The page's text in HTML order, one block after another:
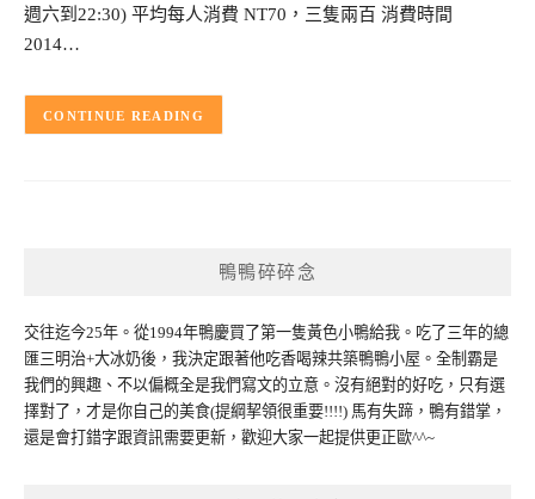
週六到22:30) 平均每人消費 NT70，三隻兩百 消費時間
2014…
CONTINUE READING
鴨鴨碎碎念
交往迄今25年。從1994年鴨慶買了第一隻黃色小鴨給我。吃了三年的總
匯三明治+大冰奶後，我決定跟著他吃香喝辣共築鴨鴨小屋。全制霸是
我們的興趣、不以偏概全是我們寫文的立意。沒有絕對的好吃，只有選
擇對了，才是你自己的美食(提綱挈領很重要!!!!) 馬有失蹄，鴨有錯掌，
還是會打錯字跟資訊需要更新，歡迎大家一起提供更正歐^^~